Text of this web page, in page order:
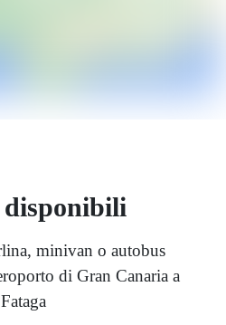
disponibili
minivan o autobus
di Gran Canaria a
Fataga